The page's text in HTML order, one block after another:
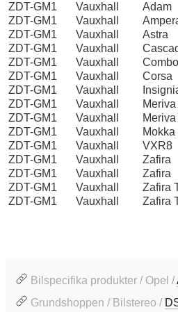
ZDT-GM1
Vauxhall Adam
ZDT-GM1
Vauxhall
ZDT-GM1
Vauxhall Astra
ZDT-GM1
Vauxhall
ZDT-GM1
Vauxhall Combo
ZDT-GM1
Vauxhall Corsa
ZDT-GM1
Vauxhall
ZDT-GM1
Vauxhall Meriva
ZDT-GM1
Vauxhall Meriva
ZDT-GM1
Vauxhall Mokka
ZDT-GM1
Vauxhall VXR8
ZDT-GM1
Vauxhall Zafira
ZDT-GM1
Vauxhall Zafira
ZDT-GM1
Vauxhall Zafira
ZDT-GM1
Vauxhall Zafira
Bilspecifika produkter / Opel /
Grundshoppen / Bilstereo /